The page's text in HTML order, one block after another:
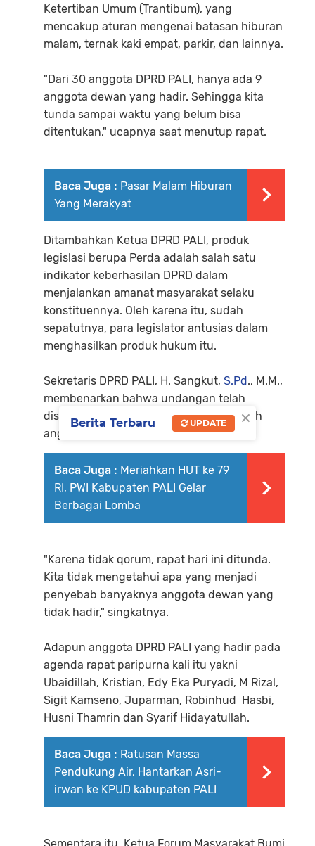
Ketertiban Umum (Trantibum), yang
mencakup aturan mengenai batasan hiburan
malam, ternak kaki empat, parkir, dan lainnya.
"Dari 30 anggota DPRD PALI, hanya ada 9
anggota dewan yang hadir. Sehingga kita
tunda sampai waktu yang belum bisa
ditentukan," ucapnya saat menutup rapat.
Baca Juga : Pasar Malam Hiburan
Yang Merakyat
Ditambahkan Ketua DPRD PALI, produk
legislasi berupa Perda adalah salah satu
indikator keberhasilan DPRD dalam
menjalankan amanat masyarakat selaku
konstituennya. Oleh karena itu, sudah
sepatutnya, para legislator antusias dalam
menghasilkan produk hukum itu.
Sekretaris DPRD PALI, H. Sangkut, S.Pd., M.M.,
membenarkan bahwa undangan telah
disampaikan sebelumnya kepada seluruh
anggota DPRD.
Baca Juga : Meriahkan HUT ke 79
RI, PWI Kabupaten PALI Gelar
Berbagai Lomba
"Karena tidak qorum, rapat hari ini ditunda.
Kita tidak mengetahui apa yang menjadi
penyebab banyaknya anggota dewan yang
tidak hadir," singkatnya.
Adapun anggota DPRD PALI yang hadir pada
agenda rapat paripurna kali itu yakni
Ubaidillah, Kristian, Edy Eka Puryadi, M Rizal,
Sigit Kamseno, Juparman, Robinhud Hasbi,
Husni Thamrin dan Syarif Hidayatullah.
Baca Juga : Ratusan Massa
Pendukung Air, Hantarkan Asri-
irwan ke KPUD kabupaten PALI
×
Berita Terbaru UPDATE